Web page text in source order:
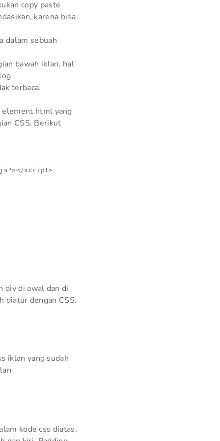
copy paste
karena bisa
dalam sebuah
bawah iklan, hal
terbaca.
element html yang
CSS. Berikut
script>
div di awal dan di
diatur dengan CSS.
iklan yang sudah
kode css diatas,